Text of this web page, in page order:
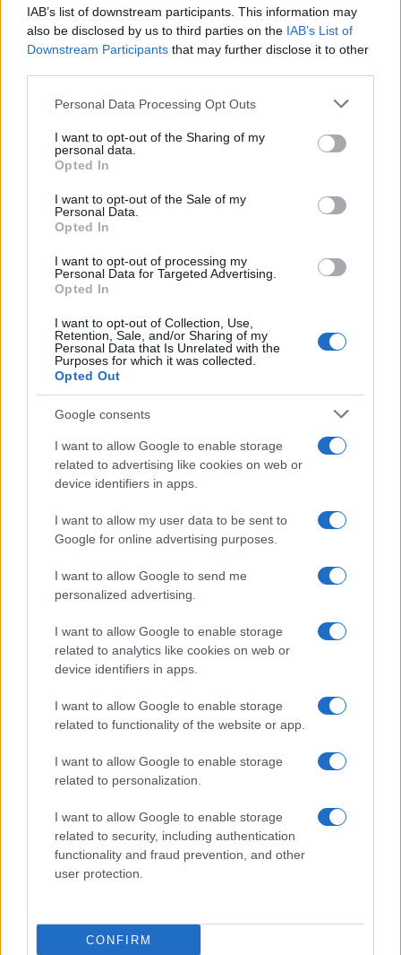
IAB’s list of downstream participants. This information may
also be disclosed by us to third parties on the IAB’s List of
Downstream Participants that may further disclose it to other
Please note that this website/app uses one or more Google
not limited to your visit or usage behaviour. You may click to
grant or deny consent to Google and its third-party tags to
use your data for below specified purposes in below Google
consent section.
Personal Data Processing Opt Outs
I want to opt-out of the Sharing of my
personal data.
Opted In
I want to opt-out of the Sale of my
Personal Data.
Opted In
I want to opt-out of processing my
Personal Data for Targeted Advertising.
Opted In
I want to opt-out of Collection, Use,
Retention, Sale, and/or Sharing of my
Personal Data that Is Unrelated with the
Purposes for which it was collected.
Opted Out
Google consents
I want to allow Google to enable storage
related to advertising like cookies on web or
device identifiers in apps.
I want to allow my user data to be sent to
Google for online advertising purposes.
I want to allow Google to send me
personalized advertising.
I want to allow Google to enable storage
related to analytics like cookies on web or
device identifiers in apps.
I want to allow Google to enable storage
related to functionality of the website or app.
I want to allow Google to enable storage
related to personalization.
I want to allow Google to enable storage
related to security, including authentication
functionality and fraud prevention, and other
user protection.
CONFIRM
Gallura, finti clienti svuotano le suite: furto da
50mila nel resort
Meteo Olbia 7 agosto, sole e caldo tornano
protagonisti
Test tunnel Olbia: rampe chiuse ancora fino a
fine agosto
Aggius conquista la classifica delle mete più
NECROLOGIE
Mario Malu
Paolo Pinna
Martina Agostina Diturco
I nostri cari